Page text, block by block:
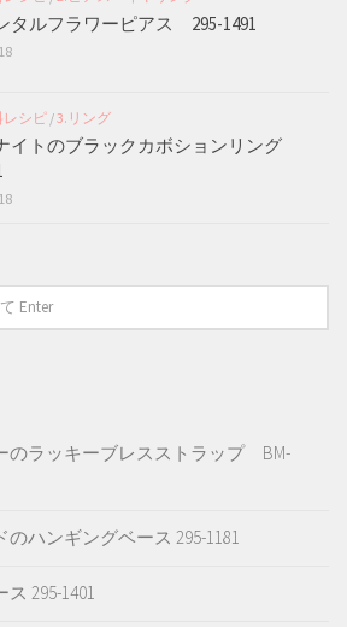
タルフラワーピアス 295-1491
レシピ/3.リング
イトのブラックカボションリング
のラッキーブレスストラップ BM-
ハンギングベース 295-1181
295-1401